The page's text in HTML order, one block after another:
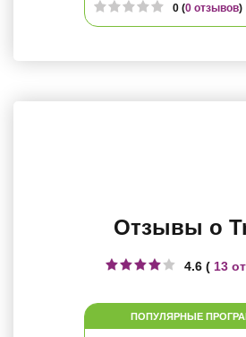
0 (0 отзывов)
Отзывы о
4.6 ( 13
ПОПУЛЯРНЫЕ